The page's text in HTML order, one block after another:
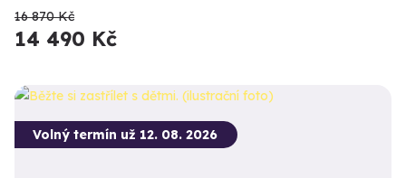
16 870 Kč
14 490 Kč
Volný termín už 12. 08. 2026